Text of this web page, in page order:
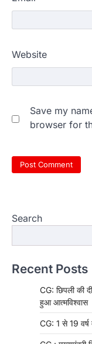
Website
Save my
browser for
Search
Recent Posts
CG: छिपली की
हुआ आत्मविश्वास
CG: 1 से 19 वर्ष